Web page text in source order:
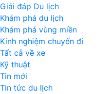
Giải đáp Du lịch
Khám phá du lịch
Khám phá vùng miền
Kinh nghiệm chuyến đi
Tất cả về xe
Kỹ thuật
Tin mới
Tin tức du lịch